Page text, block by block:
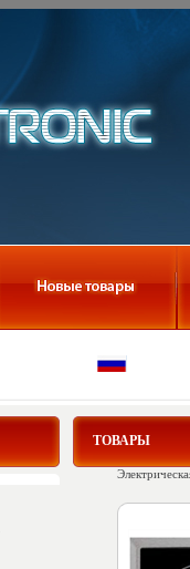
ТОВАРЫ